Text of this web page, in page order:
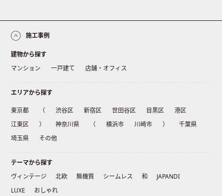
施工事例
建物から探す
マンション
一戸建て 店舗・オフィス
エリアから探す
東京都 （ 渋谷区 新宿区 世田谷区 目黒区
港区
江東区
） 神奈川県 （ 横浜市 川崎市 ）
千葉県
埼玉県
その他
テーマから探す
ヴィンテージ
北欧 無機質 シームレス 和
JAPANDI
LUXE
おしゃれ